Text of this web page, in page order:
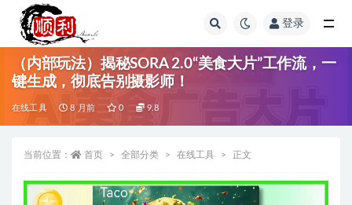
登录
（内部玩法）揭秘SORA 2.0“美食大片”工作流，一
键生成，彻底告别摄影师！
在线工具 8 月前 0 9.8
当前位置： 首页 全部分类 在线工具 正文
全部